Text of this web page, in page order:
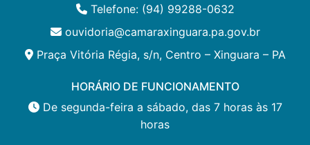
Telefone: (94) 99288-0632
ouvidoria@camaraxinguara.pa.gov.br
Praça Vitória Régia, s/n, Centro – Xinguara – PA
HORÁRIO DE FUNCIONAMENTO
De segunda-feira a sábado, das 7 horas às 17
horas